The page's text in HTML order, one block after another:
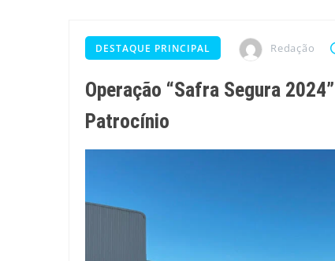
DESTAQUE PRINCIPAL Redação
Operação “Safra Segura
Patrocínio